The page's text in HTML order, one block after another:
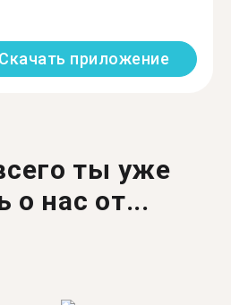
Скачать приложение
ты уже
о нас от...